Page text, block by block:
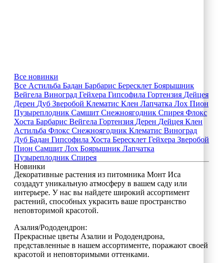
Все новинки
Все Астильба Бадан Барбарис Бересклет Боярышник
Вейгела Виноград Гейхера Гипсофила Гортензия Дейцея
Дерен Дуб Зверобой Клематис Клен Лапчатка Лох Пион
Пузыреплодник Самшит Снежноягодник Спирея Флокс
Хоста Барбарис Вейгела Гортензия Дерен Дейцея Клен
Астильба Флокс Снежноягодник Клематис Виноград
Дуб Бадан Гипсофила Хоста Бересклет Гейхера Зверобой
Пион Самшит Лох Боярышник Лапчатка
Пузыреплодник Спирея
Новинки
Декоративные растения из питомника Монт Иса
создадут уникальную атмосферу в вашем саду или
интерьере. У нас вы найдете широкий ассортимент
растений, способных украсить ваше пространство
неповторимой красотой.
Азалия/Рододендрон:
Прекрасные цветы Азалии и Рододендрона,
представленные в нашем ассортименте, поражают своей
красотой и неповторимыми оттенками.